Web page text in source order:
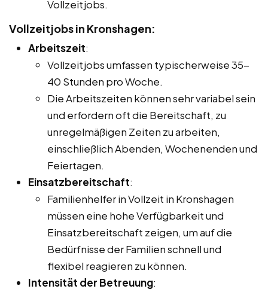
Vollzeitjobs.
Vollzeitjobs in Kronshagen:
Arbeitszeit:
Vollzeitjobs umfassen typischerweise 35-
40 Stunden pro Woche.
Die Arbeitszeiten können sehr variabel sein
und erfordern oft die Bereitschaft, zu
unregelmäßigen Zeiten zu arbeiten,
einschließlich Abenden, Wochenenden und
Feiertagen.
Einsatzbereitschaft:
Familienhelfer in Vollzeit in Kronshagen
müssen eine hohe Verfügbarkeit und
Einsatzbereitschaft zeigen, um auf die
Bedürfnisse der Familien schnell und
flexibel reagieren zu können.
Intensität der Betreuung: